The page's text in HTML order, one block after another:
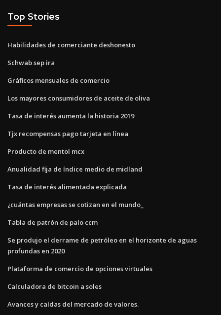
Top Stories
Habilidades de comerciante deshonesto
Schwab sep ira
Gráficos mensuales de comercio
Los mayores consumidores de aceite de oliva
Tasa de interés aumenta la historia 2019
Tjx recompensas pago tarjeta en línea
Producto de mentol mcx
Anualidad fija de índice medio de midland
Tasa de interés alimentada explicada
¿cuántas empresas se cotizan en el mundo_
Tabla de patrón de palo ccm
Se produjo el derrame de petróleo en el horizonte de aguas
profundas en 2020
Plataforma de comercio de opciones virtuales
Calculadora de bitcoin a soles
Avances y caídas del mercado de valores.